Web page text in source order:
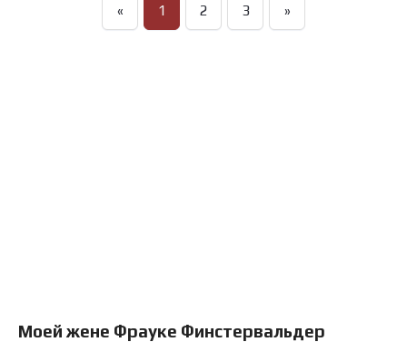
« 1 2 3 »
Моей жене Фрауке Финстервальдер